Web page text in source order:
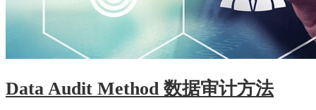
Data Audit Method 数据审计方法